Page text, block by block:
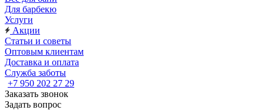
Для барбекю
Услуги
Акции
Статьи и советы
Оптовым клиентам
Доставка и оплата
Служба заботы
+7 950 202 27 29
Заказать звонок
Задать вопрос